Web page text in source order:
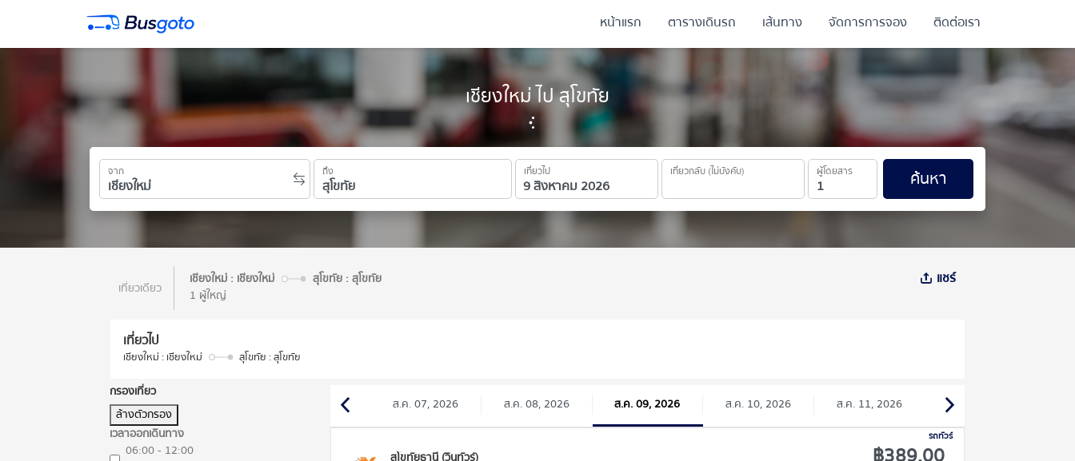
เชียงใหม่ ไป สุโขทัย
จาก ถึง เที่ยวไป เที่ยวกลับ (ไม่บังคับ) ผู้โดยสาร ค้นหา
หน้าแรก ตารางเดินรถ เส้นทาง จัดการการจอง ติดต่อเรา
เที่ยวเดียว
เชียงใหม่ : เชียงใหม่
สุโขทัย : สุโขทัย
1 ผู้ใหญ่
แชร์
เที่ยวไป
เชียงใหม่ : เชียงใหม่ สุโขทัย : สุโขทัย
กรองเที่ยว
ล้างตัวกรอง
เวลาออกเดินทาง
06:00 - 12:00
ส.ค. 07, 2026 ส.ค. 08, 2026 ส.ค. 09, 2026 ส.ค. 10, 2026 ส.ค. 11, 2026
รถทัวร์
สุโขทัยธานี (วินทัวร์)